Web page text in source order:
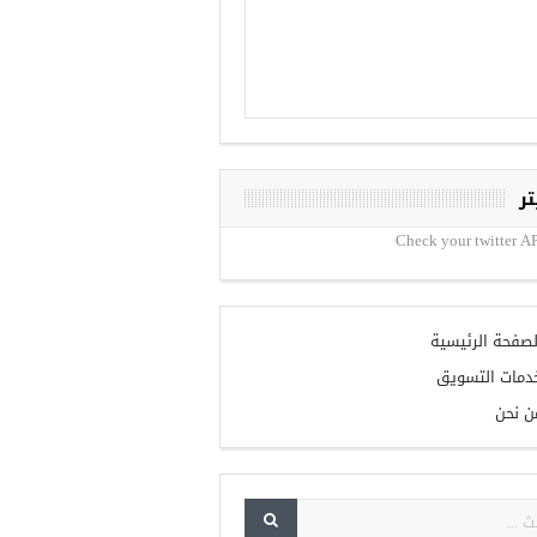
Check your twitter
الرئيسية
التسويق
نحن